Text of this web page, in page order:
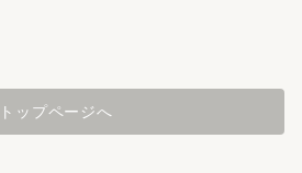
トップページへ